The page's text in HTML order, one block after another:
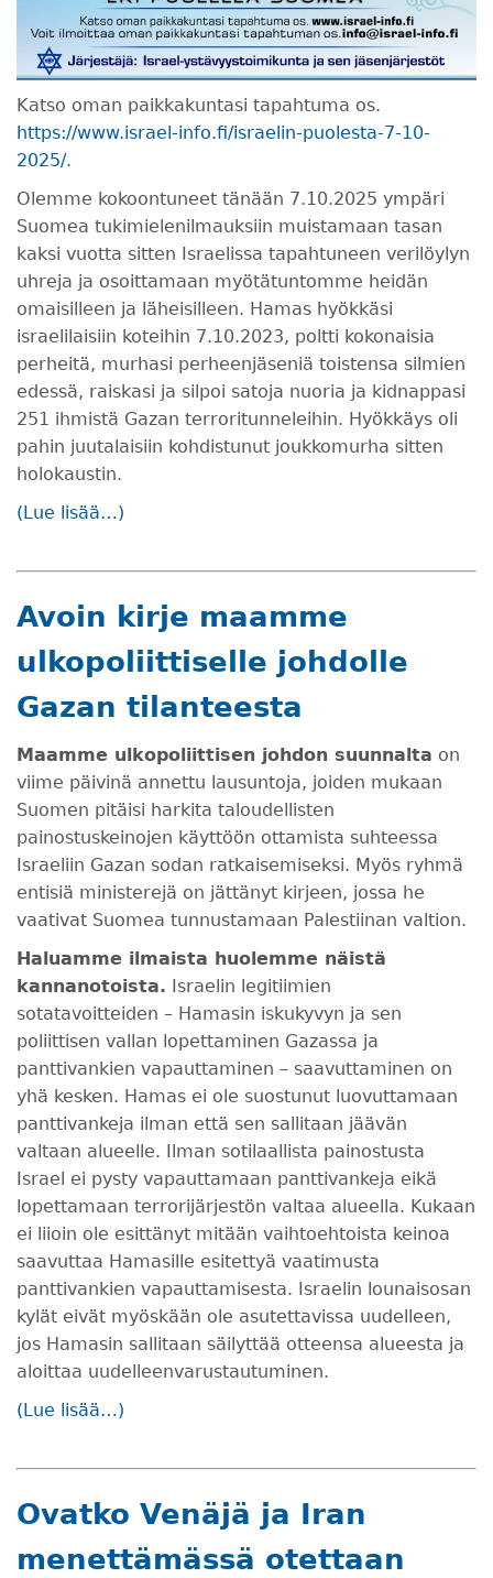
Katso oman paikkakuntasi tapahtuma os.
https://www.israel-info.fi/israelin-puolesta-7-10-
2025/.
Olemme kokoontuneet tänään 7.10.2025 ympäri
Suomea tukimielenilmauksiin muistamaan tasan
kaksi vuotta sitten Israelissa tapahtuneen verilöylyn
uhreja ja osoittamaan myötätuntomme heidän
omaisilleen ja läheisilleen. Hamas hyökkäsi
israelilaisiin koteihin 7.10.2023, poltti kokonaisia
perheitä, murhasi perheenjäseniä toistensa silmien
edessä, raiskasi ja silpoi satoja nuoria ja kidnappasi
251 ihmistä Gazan terroritunneleihin. Hyökkäys oli
pahin juutalaisiin kohdistunut joukkomurha sitten
holokaustin.
(Lue lisää…)
Avoin kirje maamme
ulkopoliittiselle johdolle
Gazan tilanteesta
Maamme ulkopoliittisen johdon suunnalta on
viime päivinä annettu lausuntoja, joiden mukaan
Suomen pitäisi harkita taloudellisten
painostuskeinojen käyttöön ottamista suhteessa
Israeliin Gazan sodan ratkaisemiseksi. Myös ryhmä
entisiä ministerejä on jättänyt kirjeen, jossa he
vaativat Suomea tunnustamaan Palestiinan valtion.
Haluamme ilmaista huolemme näistä
kannanotoista. Israelin legitiimien
sotatavoitteiden – Hamasin iskukyvyn ja sen
poliittisen vallan lopettaminen Gazassa ja
panttivankien vapauttaminen – saavuttaminen on
yhä kesken. Hamas ei ole suostunut luovuttamaan
panttivankeja ilman että sen sallitaan jäävän
valtaan alueelle. Ilman sotilaallista painostusta
Israel ei pysty vapauttamaan panttivankeja eikä
lopettamaan terrorijärjestön valtaa alueella. Kukaan
ei liioin ole esittänyt mitään vaihtoehtoista keinoa
saavuttaa Hamasille esitettyä vaatimusta
panttivankien vapauttamisesta. Israelin lounaisosan
kylät eivät myöskään ole asutettavissa uudelleen,
jos Hamasin sallitaan säilyttää otteensa alueesta ja
aloittaa uudelleenvarustautuminen.
(Lue lisää…)
Ovatko Venäjä ja Iran
menettämässä otettaan